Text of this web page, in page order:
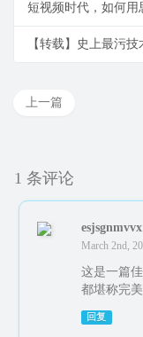
短视频时代，如何
【转载】史上最污
上一篇
1 条评论
esjsgnmvvx
March 2nd,
这是一篇
都堪称完美
回复